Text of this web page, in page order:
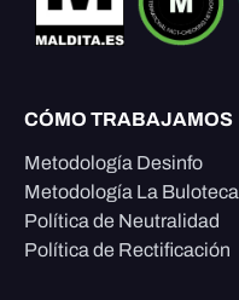
CÓMO TRABAJAMOS
Metodología Desinfo
Metodología La Buloteca
Política de Neutralidad
Política de Rectificación